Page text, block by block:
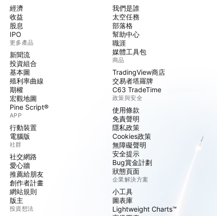
經濟
收益
股息
IPO
更多產品
新聞流
投資組合
基本圖
殖利率曲線
期權
宏觀地圖
Pine Script®
APP
行動裝置
電腦版
社群
社交網路
愛心牆
推薦給朋友
創作者計畫
網站規則
版主
投資想法
我們是誰
太空任務
部落格
幫助中心
職涯
媒體工具包
商品
TradingView商店
交易者塔羅牌
C63 TradeTime
政策與安全
使用條款
免責聲明
隱私政策
Cookies政策
無障礙聲明
安全提示
Bug賞金計劃
狀態頁面
企業解決方案
小工具
圖表庫
Lightweight Charts™